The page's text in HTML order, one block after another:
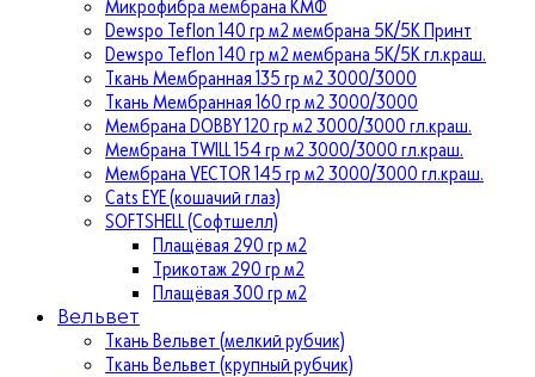
Микрофибра мембрана КМФ
Dewspo Teflon 140 гр м2 мембрана 5К/5К Принт
Dewspo Teflon 140 гр м2 мембрана 5К/5К гл.краш.
Ткань Мембранная 135 гр м2 3000/3000
Ткань Мембранная 160 гр м2 3000/3000
Мембрана DOBBY 120 гр м2 3000/3000 гл.краш.
Мембрана TWILL 154 гр м2 3000/3000 гл.краш.
Мембрана VECTOR 145 гр м2 3000/3000 гл.краш.
Cats EYE (кошачий глаз)
SOFTSHELL (Софтшелл)
Плащёвая 290 гр м2
Трикотаж 290 гр м2
Плащёвая 300 гр м2
Вельвет
Ткань Вельвет (мелкий рубчик)
Ткань Вельвет (крупный рубчик)